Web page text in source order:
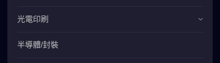
光電印刷
半導體/封裝